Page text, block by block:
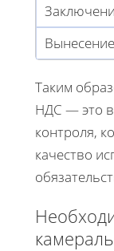
Таким
НДС — это
контроля,
качество